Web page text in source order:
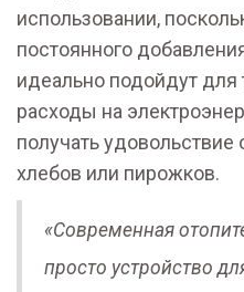
использовании,
постоянного
идеально подойдут для
расходы на
получать
хлебов или пирожков.
«Современная
просто устройство